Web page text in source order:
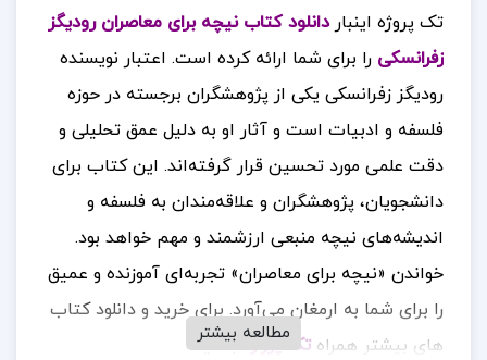
تک پروژه اینبار دانلود کتاب نیچه برای معاصران رودیگز
زفرانسکی را برای شما ارائه کرده است. اعتبار نویسنده
رودیگز زفرانسکی یکی از پژوهشگران برجسته در حوزه
فلسفه و ادبیات است و آثار او به دلیل عمق تحلیلی و
دقت علمی مورد تحسین قرار گرفته‌اند. این کتاب برای
دانشجویان، پژوهشگران و علاقه‌مندان به فلسفه و
اندیشه‌های نیچه منبعی ارزشمند و مهم خواهد بود.
خواندن «نیچه برای معاصران» تجربه‌ای آموزنده و عمیق
را برای شما به ارمغان می‌آورد. برای خرید و دانلود کتاب
های بیشتر همراه تک پروژهباشید.
مطالعه بیشتر